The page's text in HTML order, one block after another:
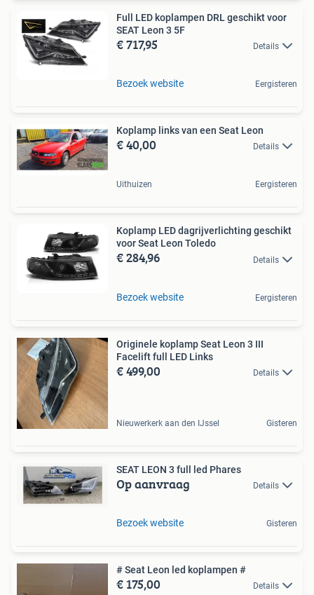
Full LED koplampen DRL geschikt voor
SEAT Leon 3 5F
€ 717,95 Details
Bezoek website Eergisteren
Koplamp links van een Seat Leon
€ 40,00 Details
Uithuizen Eergisteren
Koplamp LED dagrijverlichting geschikt
voor Seat Leon Toledo
€ 284,96 Details
Bezoek website Eergisteren
Originele koplamp Seat Leon 3 III
Facelift full LED Links
€ 499,00 Details
Nieuwerkerk aan den IJssel Gisteren
SEAT LEON 3 full led Phares
Op aanvraag Details
Bezoek website Gisteren
# Seat Leon led koplampen #
€ 175,00 Details